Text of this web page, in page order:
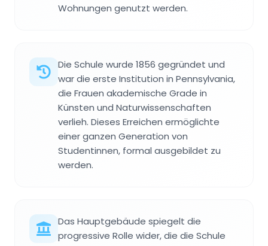
Wohnungen genutzt werden.
Die Schule wurde 1856 gegründet und
war die erste Institution in Pennsylvania,
die Frauen akademische Grade in
Künsten und Naturwissenschaften
verlieh. Dieses Erreichen ermöglichte
einer ganzen Generation von
Studentinnen, formal ausgebildet zu
werden.
Das Hauptgebäude spiegelt die
progressive Rolle wider, die die Schule